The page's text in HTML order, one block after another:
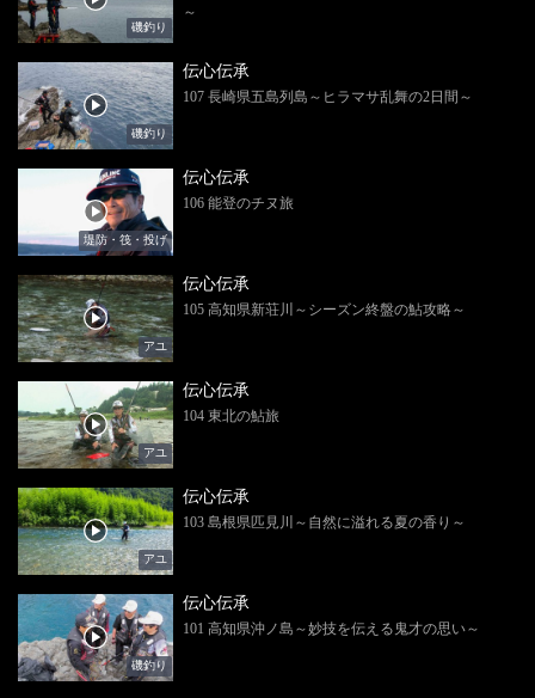
磯釣り
～
磯釣り
伝心伝承
107 長崎県五島列島～ヒラマサ乱舞の2日間～
堤防・筏・投げ
伝心伝承
106 能登のチヌ旅
アユ
伝心伝承
105 高知県新荘川～シーズン終盤の鮎攻略～
アユ
伝心伝承
104 東北の鮎旅
アユ
伝心伝承
103 島根県匹見川～自然に溢れる夏の香り～
磯釣り
伝心伝承
101 高知県沖ノ島～妙技を伝える鬼才の思い～